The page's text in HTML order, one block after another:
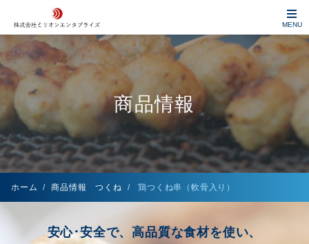
MENU
商品情報
ホーム 商品情報 つくね 鶏つくね串（軟骨入り）
安心･安全で、高品質な食材を使い、